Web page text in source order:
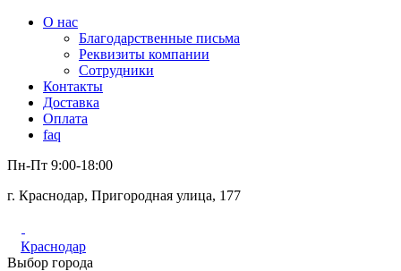
О нас
Благодарственные письма
Реквизиты компании
Сотрудники
Контакты
Доставка
Оплата
faq
Пн-Пт 9:00-18:00
г. Краснодар, Пригородная улица, 177
Краснодар
Выбор города